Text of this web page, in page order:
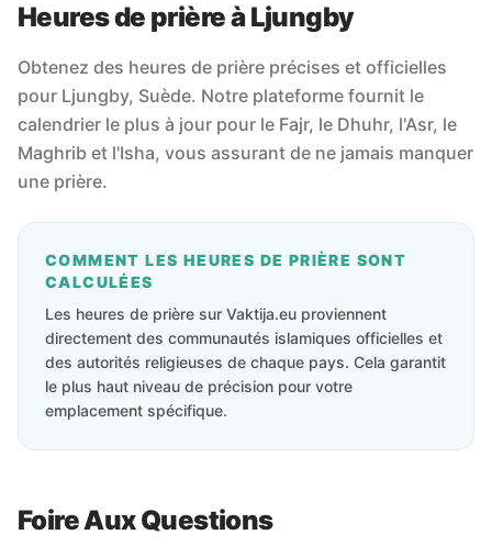
Heures de prière à Ljungby
Obtenez des heures de prière précises et officielles
pour Ljungby, Suède. Notre plateforme fournit le
calendrier le plus à jour pour le Fajr, le Dhuhr, l'Asr, le
Maghrib et l'Isha, vous assurant de ne jamais manquer
une prière.
COMMENT LES HEURES DE PRIÈRE SONT
CALCULÉES
Les heures de prière sur Vaktija.eu proviennent
directement des communautés islamiques officielles et
des autorités religieuses de chaque pays. Cela garantit
le plus haut niveau de précision pour votre
emplacement spécifique.
Foire Aux Questions